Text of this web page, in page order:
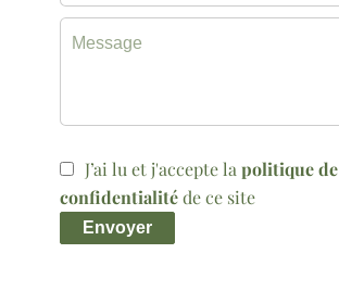
J’ai lu et j'accepte la politique de
confidentialitéde ce site
Envoyer